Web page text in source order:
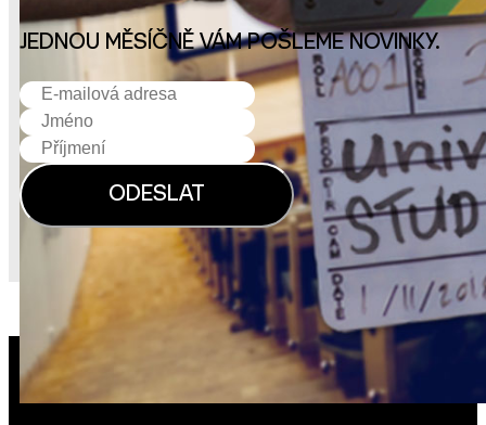
JEDNOU MĚSÍČNĚ VÁM POŠLEME NOVINKY.